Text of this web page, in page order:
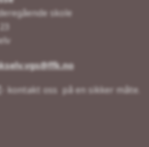
skole
- kontakt oss på en sikker måte.